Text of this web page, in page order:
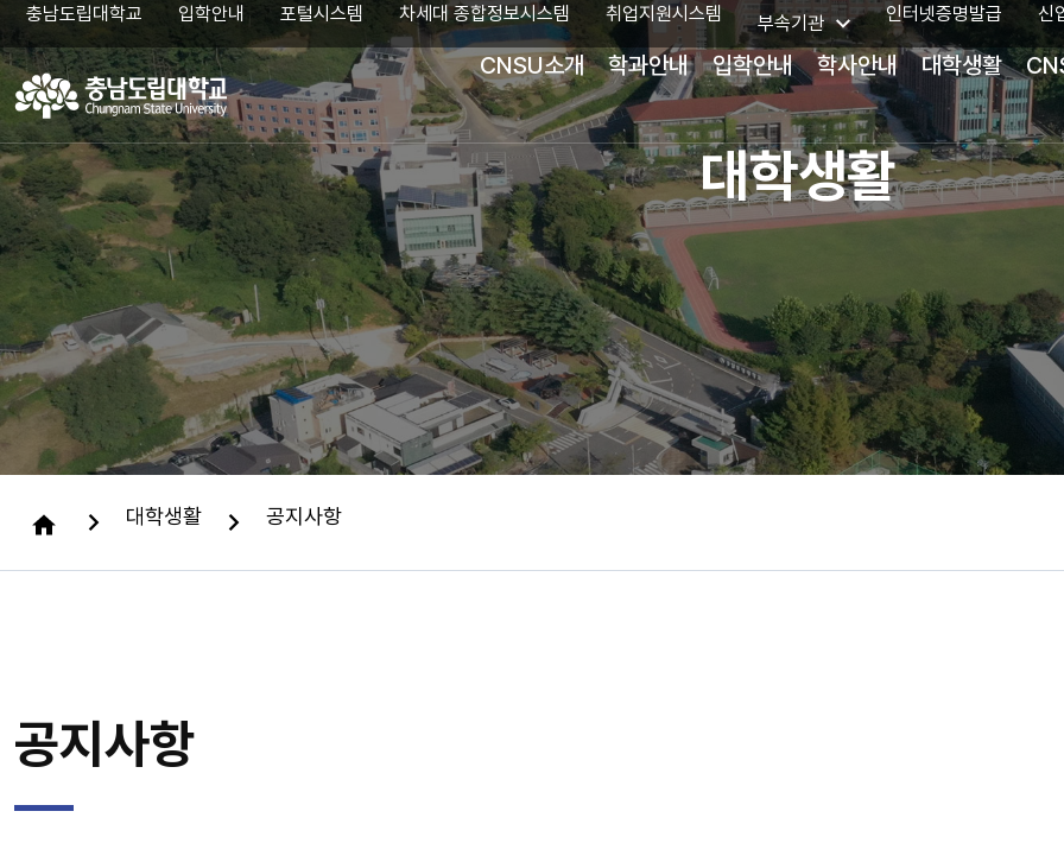
충남도립대학교 입학안내 포털시스템 차세대 종합정보시스템 취업지원시스템 부속기관 인터넷증명발급 신
CNSU소개 학과안내 입학안내 학사안내 대학생활
검
색
어
입
력
대학생활
대학생활 공지사항
공지사항